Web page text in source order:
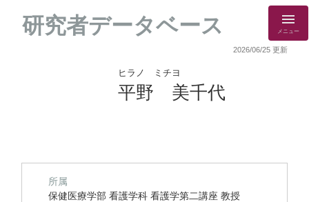
研究者データベース メニュー
2026/06/25 更新
ヒラノ ミチヨ
平野 美千代
所属
保健医療学部 看護学科 看護学第二講座 教授